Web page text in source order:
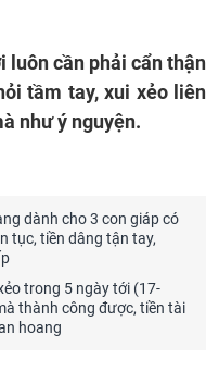
luôn cần phải cẩn thận
tầm tay, xui xẻo liên
như ý nguyện.
dành cho 3 con giáp có
tục, tiền dâng tận tay,
trong 5 ngày tới (17-
thành công được, tiền tài
hoang